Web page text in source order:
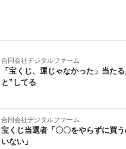
合同会社デジタルファーム
「宝くじ、運じゃなかった」当た
と”してる
合同会社デジタルファーム
宝くじ当選者「〇〇をやらずに買
いない」